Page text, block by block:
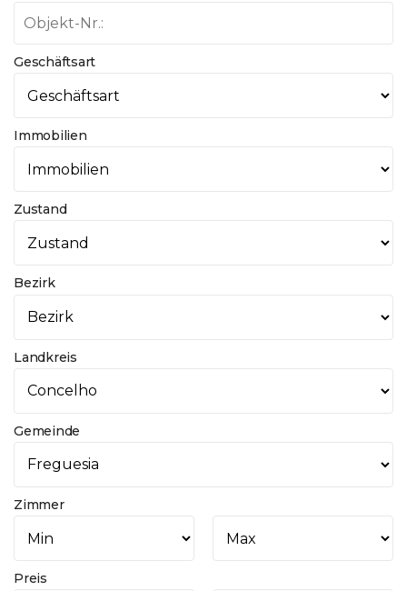
Geschäftsart
Immobilien
Zustand
Bezirk
Landkreis
Gemeinde
Zimmer
Preis